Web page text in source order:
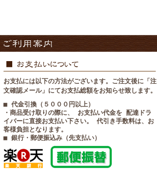
お支払には以下の方法がございます。ご注文後に「注
文確認メール」にてお支払総額をお知らせ致します。
■ 代金引換（５０００円以上）
・商品受け取りの際に、 お支払い代金を 配達ドラ
イバーに直接お支払い下さい。 代引き手数料は、お
客様負担となります。
■ 銀行・郵便振込み（先支払い）